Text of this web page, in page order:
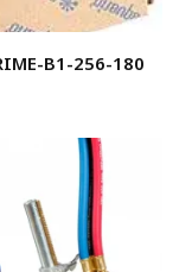
B1-256-180